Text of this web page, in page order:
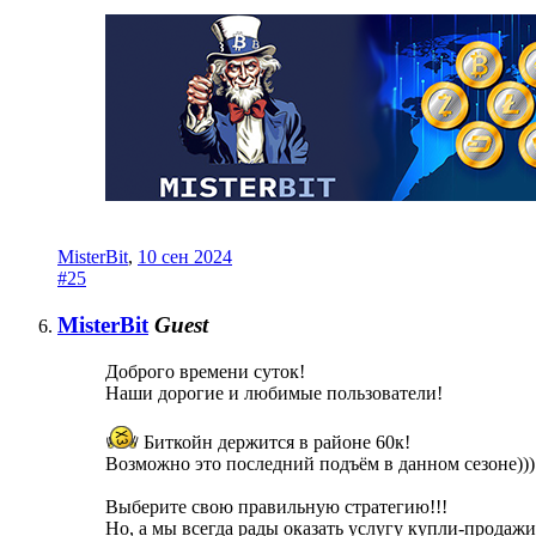
MisterBit, 10 сен 2024
#25
MisterBit Guest
Доброго времени суток!
Наши дорогие и любимые пользователи!
Биткойн держится в районе 60к!
Возможно это последний подъём в данном сезоне)))
Выберите свою правильную стратегию!!!
Но, а мы всегда рады оказать услугу купли-